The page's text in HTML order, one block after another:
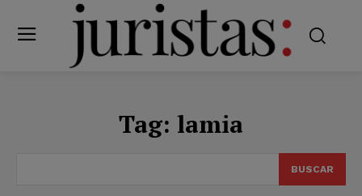
Tag: lamia
BUSCAR